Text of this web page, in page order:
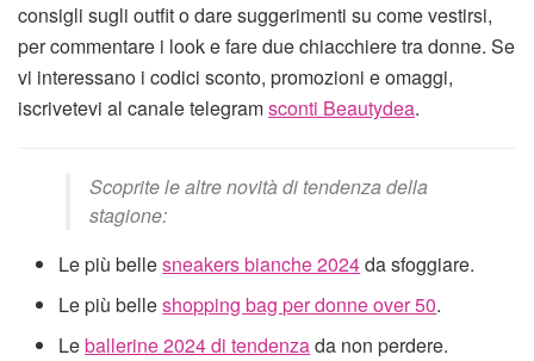
consigli sugli outfit o dare suggerimenti su come vestirsi,
per commentare i look e fare due chiacchiere tra donne. Se
vi interessano i codici sconto, promozioni e omaggi,
iscrivetevi al canale telegramsconti Beautydea.
Scoprite le altre novità di tendenza della
stagione:
Le più bellesneakers bianche 2024da sfoggiare.
Le più belleshopping bag per donne over 50.
Leballerine 2024 di tendenzada non perdere.